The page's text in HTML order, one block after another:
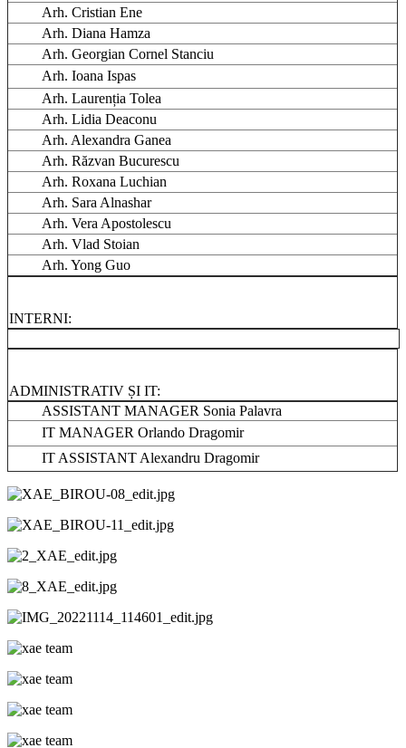
Arh. Cristian Ene
Arh. Diana Hamza
Arh. Georgian Cornel Stanciu
Arh. Ioana Ispas
Arh. Laurenția Tolea
Arh. Lidia Deaconu
Arh. Alexandra Ganea
Arh. Răzvan Bucurescu
Arh. Roxana Luchian
Arh. Sara Alnashar
Arh. Vera Apostolescu
Arh. Vlad Stoian
Arh. Yong Guo
INTERNI:
ADMINISTRATIV ȘI IT:
ASSISTANT MANAGER Sonia Palavra
IT MANAGER Orlando Dragomir
IT ASSISTANT Alexandru Dragomir